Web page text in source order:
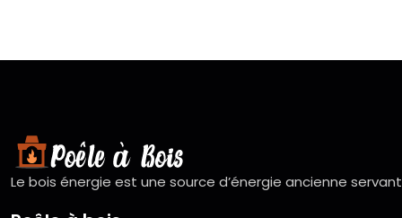
Le bois énergie est une source d’énergie ancienne